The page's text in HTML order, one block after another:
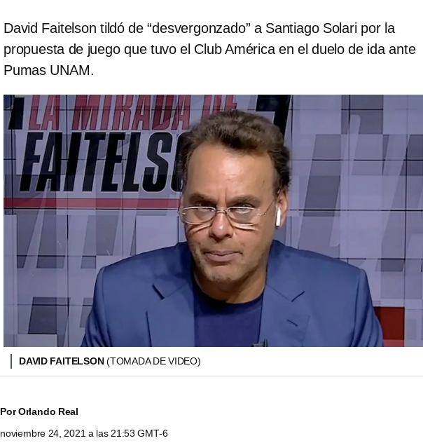
David Faitelson tildó de “desvergonzado” a Santiago Solari por la
propuesta de juego que tuvo el Club América en el duelo de ida ante
Pumas UNAM.
DAVID FAITELSON(TOMADA DE VIDEO)
PorOrlando Real
noviembre 24, 2021 a las 21:53 GMT-6